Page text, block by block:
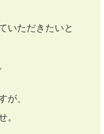
いただきたいと
が、
。